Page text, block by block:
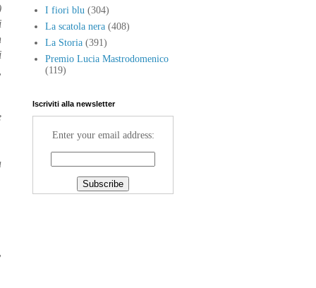
I fiori blu (304)
La scatola nera (408)
La Storia (391)
Premio Lucia Mastrodomenico
(119)
Iscriviti alla newsletter
Enter your email address: